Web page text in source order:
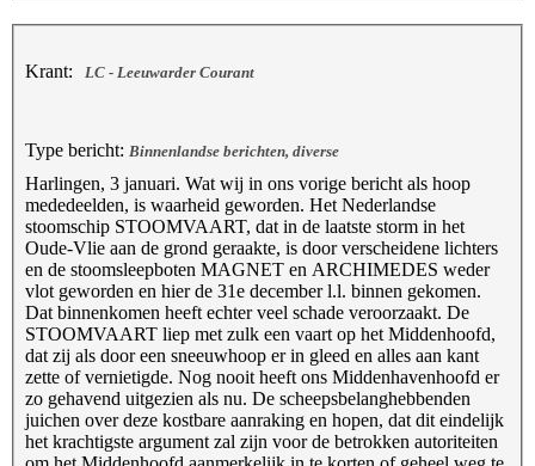
Krant: LC - Leeuwarder Courant
Type bericht: Binnenlandse berichten, diverse
Harlingen, 3 januari. Wat wij in ons vorige bericht als hoop
mededeelden, is waarheid geworden. Het Nederlandse
stoomschip STOOMVAART, dat in de laatste storm in het
Oude-Vlie aan de grond geraakte, is door verscheidene lichters
en de stoomsleepboten MAGNET en ARCHIMEDES weder
vlot geworden en hier de 31e december l.l. binnen gekomen.
Dat binnenkomen heeft echter veel schade veroorzaakt. De
STOOMVAART liep met zulk een vaart op het Middenhoofd,
dat zij als door een sneeuwhoop er in gleed en alles aan kant
zette of vernietigde. Nog nooit heeft ons Middenhavenhoofd er
zo gehavend uitgezien als nu. De scheepsbelanghebbenden
juichen over deze kostbare aanraking en hopen, dat dit eindelijk
het krachtigste argument zal zijn voor de betrokken autoriteiten